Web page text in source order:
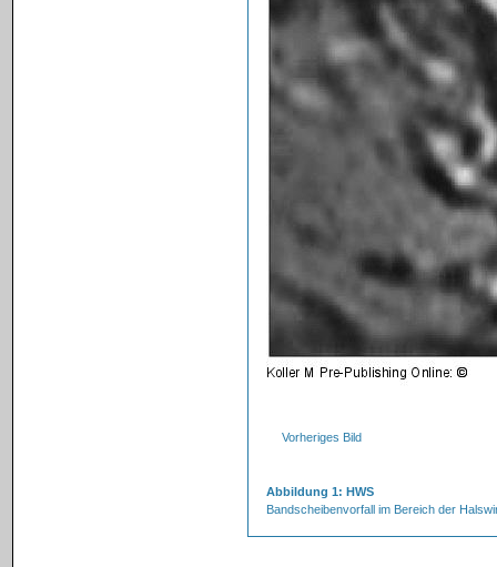
Vorheriges Bild
Abbildung 1: HWS
Bandscheibenvorfall im Bereich der